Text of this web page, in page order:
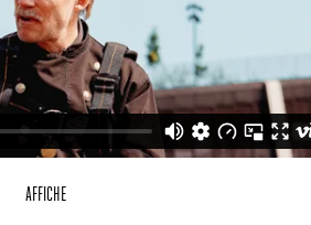
AFFICHE